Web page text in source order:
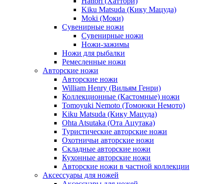
Kiku Matsuda (Кику Мацуда)
Moki (Моки)
Сувенирные ножи
Сувенирные ножи
Ножи-зажимы
Ножи для рыбалки
Ремесленные ножи
Авторские ножи
Авторские ножи
William Henry (Вильям Генри)
Коллекционные (Кастомные) ножи
Tomoyuki Nemoto (Томоюки Немото)
Kiku Matsuda (Кику Мацуда)
Ohta Atsutaka (Ота Ацутака)
Туристические авторские ножи
Охотничьи авторские ножи
Складные авторские ножи
Кухонные авторские ножи
Авторские ножи в частной коллекции
Аксессуары для ножей